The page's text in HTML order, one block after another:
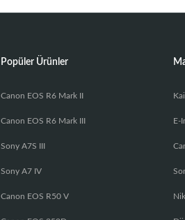
Popüler Ürünler
Canon EOS R6 Mark II
Canon EOS R6 Mark III
Sony A7S III
Sony A7 IV
Canon EOS R50 V
E-